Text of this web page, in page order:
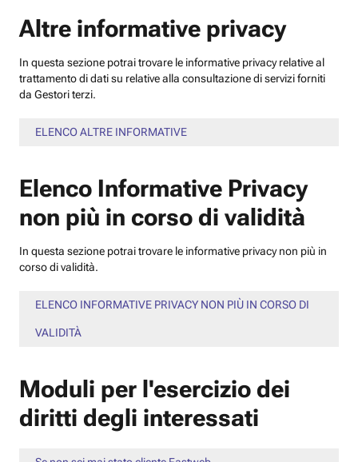
Altre informative privacy
In questa sezione potrai trovare le informative privacy relative al
trattamento di dati su relative alla consultazione di servizi forniti
da Gestori terzi.
ELENCO ALTRE INFORMATIVE
Elenco Informative Privacy
non più in corso di validità
In questa sezione potrai trovare le informative privacy non più in
corso di validità.
ELENCO INFORMATIVE PRIVACY NON PIÙ IN CORSO DI
VALIDITÀ
Moduli per l'esercizio dei
diritti degli interessati